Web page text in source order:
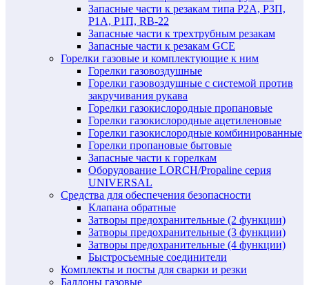
Запасные части к резакам типа Р2А, Р3П,
Р1А, Р1П, RB-22
Запасные части к трехтрубным резакам
Запасные части к резакам GCE
Горелки газовые и комплектующие к ним
Горелки газовоздушные
Горелки газовоздушные с системой против
закручивания рукава
Горелки газокислородные пропановые
Горелки газокислородные ацетиленовые
Горелки газокислородные комбинированные
Горелки пропановые бытовые
Запасные части к горелкам
Оборудование LORCH/Propaline серия
UNIVERSAL
Средства для обеспечения безопасности
Клапана обратные
Затворы предохранительные (2 функции)
Затворы предохранительные (3 функции)
Затворы предохранительные (4 функции)
Быстросъемные соединители
Комплекты и посты для сварки и резки
Баллоны газовые